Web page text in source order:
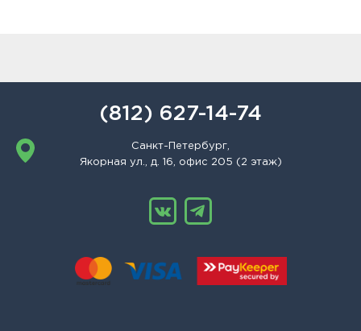
(812) 627-14-74
Санкт-Петербург,
Якорная ул., д. 16, офис 205 (2 этаж)